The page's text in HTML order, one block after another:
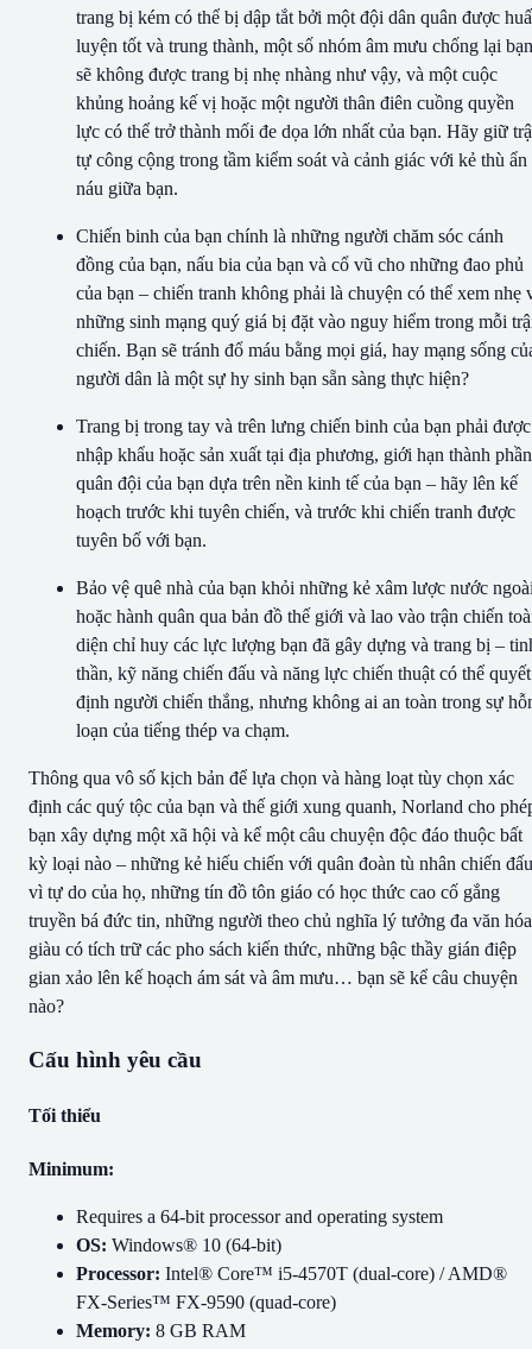
trang bị kém có thể bị dập tắt bởi một đội dân quân được
luyện tốt và trung thành, một số nhóm âm mưu chống lại bạn
sẽ không được trang bị nhẹ nhàng như vậy, và một cuộc
khủng hoảng kế vị hoặc một người thân điên cuồng quyền
lực có thể trở thành mối đe dọa lớn nhất của bạn. Hãy giữ
tự công cộng trong tầm kiểm soát và cảnh giác với kẻ thù ẩn
náu giữa bạn.
Chiến binh của bạn chính là những người chăm sóc cánh
đồng của bạn, nấu bia của bạn và cổ vũ cho những đao phủ
của bạn – chiến tranh không phải là chuyện có thể xem nhẹ
những sinh mạng quý giá bị đặt vào nguy hiểm trong mỗi
chiến. Bạn sẽ tránh đổ máu bằng mọi giá, hay mạng sống
người dân là một sự hy sinh bạn sẵn sàng thực hiện?
Trang bị trong tay và trên lưng chiến binh của bạn phải được
nhập khẩu hoặc sản xuất tại địa phương, giới hạn thành phần
quân đội của bạn dựa trên nền kinh tế của bạn – hãy lên kế
hoạch trước khi tuyên chiến, và trước khi chiến tranh được
tuyên bố với bạn.
Bảo vệ quê nhà của bạn khỏi những kẻ xâm lược nước
hoặc hành quân qua bản đồ thế giới và lao vào trận chiến
diện chỉ huy các lực lượng bạn đã gây dựng và trang bị –
thần, kỹ năng chiến đấu và năng lực chiến thuật có thể quyết
định người chiến thắng, nhưng không ai an toàn trong sự
loạn của tiếng thép va chạm.
Thông qua vô số kịch bản để lựa chọn và hàng loạt tùy chọn xác
định các quý tộc của bạn và thế giới xung quanh, Norland cho
bạn xây dựng một xã hội và kể một câu chuyện độc đáo thuộc bất
kỳ loại nào – những kẻ hiếu chiến với quân đoàn tù nhân chiến đấu
vì tự do của họ, những tín đồ tôn giáo có học thức cao cố gắng
truyền bá đức tin, những người theo chủ nghĩa lý tưởng đa văn hóa
giàu có tích trữ các pho sách kiến thức, những bậc thầy gián điệp
gian xảo lên kế hoạch ám sát và âm mưu… bạn sẽ kể câu chuyện
nào?
Cấu hình yêu cầu
Tối thiểu
Minimum:
Requires a 64-bit processor and operating system
OS: Windows® 10 (64-bit)
Processor: Intel® Core™ i5-4570T (dual-core) / AMD®
FX-Series™ FX-9590 (quad-core)
Memory: 8 GB RAM